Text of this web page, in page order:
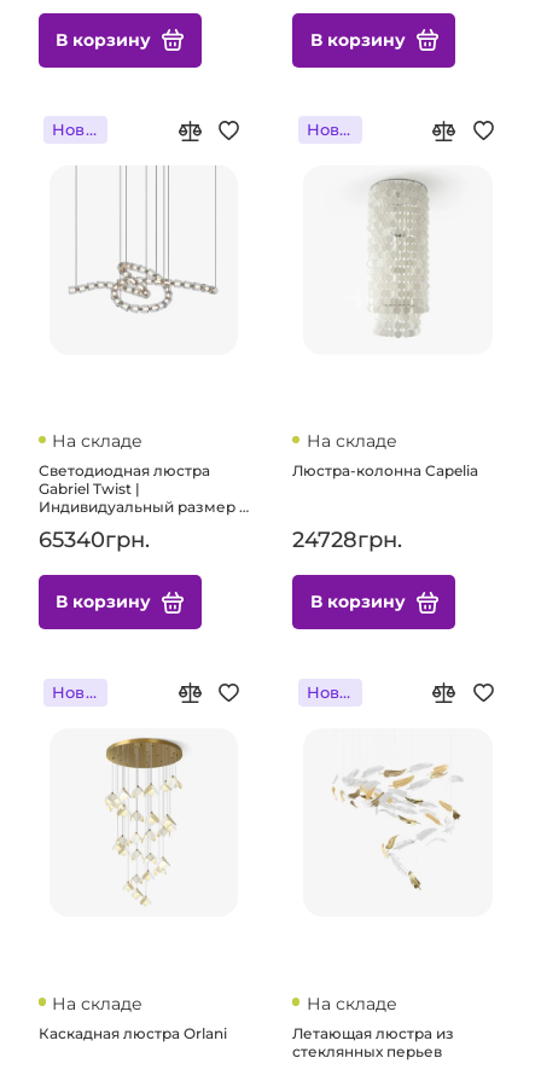
В корзину В корзину
Новинка
На складе
Светодиодная люстра
Gabriel Twist |
Индивидуальный размер и
элитных домов и
65340грн.
В корзину
Новинка
На складе
Люстра-колонна Capelia
24728грн.
В корзину
Новинка
На складе
Каскадная люстра Orlani
Новинка
На складе
Летающая люстра из
стеклянных перьев